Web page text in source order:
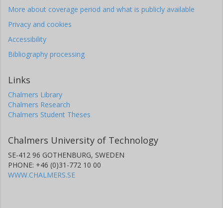
More about coverage period and what is publicly available
Privacy and cookies
Accessibility
Bibliography processing
Links
Chalmers Library
Chalmers Research
Chalmers Student Theses
Chalmers University of Technology
SE-412 96 GOTHENBURG, SWEDEN
PHONE: +46 (0)31-772 10 00
WWW.CHALMERS.SE